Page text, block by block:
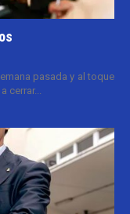
pasada y al toque
cerrar...